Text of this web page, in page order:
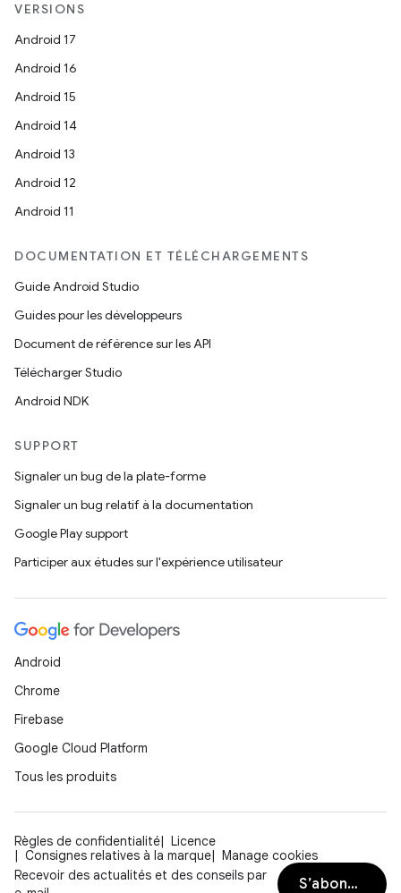
VERSIONS
Android 17
Android 16
Android 15
Android 14
Android 13
Android 12
Android 11
DOCUMENTATION ET TÉLÉCHARGEMENTS
Guide Android Studio
Guides pour les développeurs
Document de référence sur les API
Télécharger Studio
Android NDK
SUPPORT
Signaler un bug de la plate-forme
Signaler un bug relatif à la documentation
Google Play support
Participer aux études sur l'expérience utilisateur
Android
Chrome
Firebase
Google Cloud Platform
Tous les produits
Règles de confidentialité
Licence
Consignes relatives à la marque
Manage cookies
Recevoir des actualités et des conseils par
S’abonner